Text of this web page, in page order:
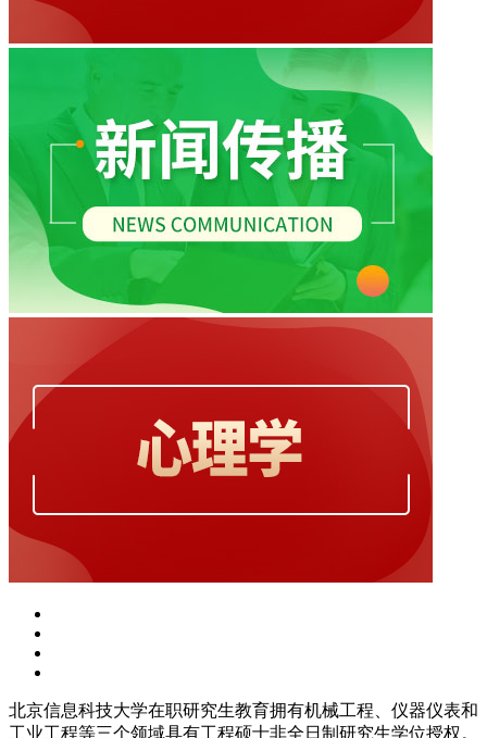
北京信息科技大学在职研究生教育拥有机械工程、仪器仪表和
工业工程等三个领域具有工程硕士非全日制研究生学位授权。